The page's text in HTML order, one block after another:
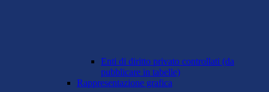
Enti di diritto privato controllati (da
pubblicare in tabelle)
Rappresentazione grafica